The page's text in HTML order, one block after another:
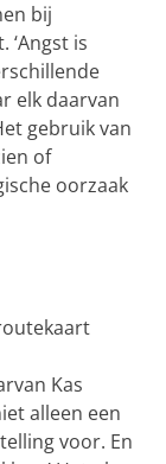
bij
‘Angst is
elk daarvan
gebruik van
of
oorzaak
Kas
alleen een
voor. En